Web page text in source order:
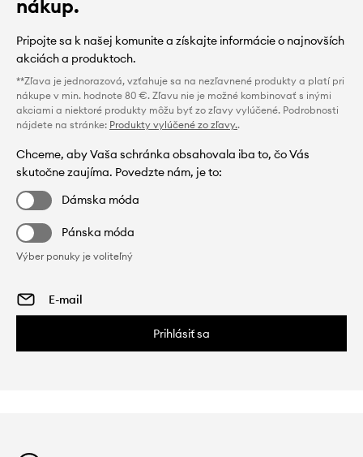
nákup.
Pripojte sa k našej komunite a získajte informácie o najnovších
akciách a produktoch.
**Zľava je jednorazová, vzťahuje sa na nezľavnené produkty a platí pri
nákupe v min. hodnote 80 €. Zľavu nie je možné kombinovať s inými
akciami a niektoré produkty môžu byť zo zľavy vylúčené. Podrobnosti
nájdete na stránke: Produkty vylúčené zo zľavy..
Chceme, aby Vaša schránka obsahovala iba to, čo Vás
skutočne zaujíma. Povedzte nám, je to:
Dámska móda
Pánska móda
Výber ponuky je voliteľný
Prihlásiť sa